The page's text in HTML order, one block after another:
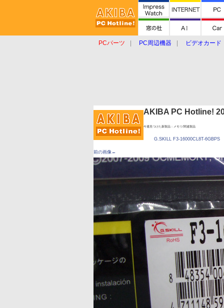
PCパーツ PC周辺機器
ビデオカード
AKIBA PC Hotline!
今週見つけた新製品：メモリ/関連製品
G.SKILL F3-16000CL8T-6GBPS
前の画像←